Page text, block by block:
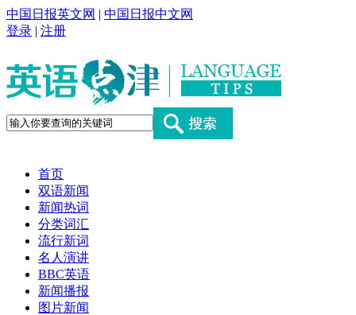
中国日报英文网 | 中国日报中文网
登录 | 注册
首页
双语新闻
新闻热词
分类词汇
流行新词
名人演讲
BBC英语
新闻播报
图片新闻